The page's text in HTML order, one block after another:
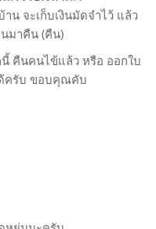
น จะเก็บเงินมัดจำไว้ แล้ว
นมาคืน (คืน)
คืนคนไข้แล้ว หรือ ออกใบ
ด้ครับ ขอบคุณคับ